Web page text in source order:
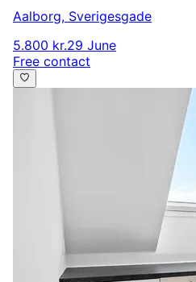
Aalborg, Sverigesgade
5.800 kr.29 June
Free contact